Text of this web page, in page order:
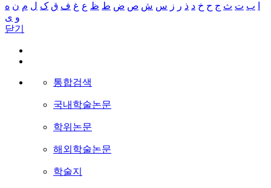
ب ت ث ج ح خ د ذ ر ز س ش ص ض ط ظ ع غ ف ق ک ل م ن ه
و ی
닫기
통합검색
국내학술논문
학위논문
해외학술논문
학술지